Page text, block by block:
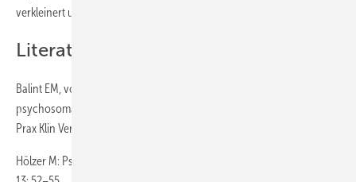
verkleinert und deswegen Chronifizierung vorgebeugt werden kann.
Literatur
Balint EM, von Wietersheim J, Gündel H, Hölzer M, Rothermund E: Die
psychosomatische Sprechstunde im Betrieb – ein Zukunftsmodell?
Prax Klin Verh Rehabil 2018; 101: 38–47.
Hölzer M: Psychische Gesundheit im Betrieb. Psychother Dialog 2012;